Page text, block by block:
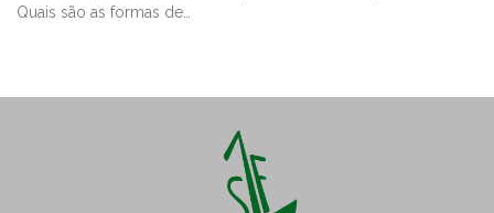
Quais são as formas de…